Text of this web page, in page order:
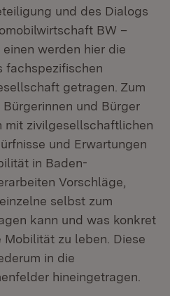
und des Dialogs
BW –
werden hier die
fachspezifischen
getragen. Zum
und Bürger
mit zivilgesellschaftlichen
und Erwartungen
in Baden-
Vorschläge,
selbst zum
kann und was konkret
zu leben. Diese
in die
hineingetragen.